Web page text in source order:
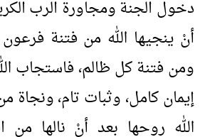
دخول الجنة ومجاورة الرب
أنْ ينجيها الله من فتنة فرعون
ومن فتنة كل ظالم، فاستجاب
إيمان كامل، وثبات تام، ونجاة
الله روحها بعد أنْ نالها من